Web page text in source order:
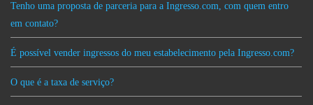
Tenho uma proposta de parceria para a Ingresso.com, com quem entro
em contato?
É possível vender ingressos do meu estabelecimento pela Ingresso.com?
O que é a taxa de serviço?